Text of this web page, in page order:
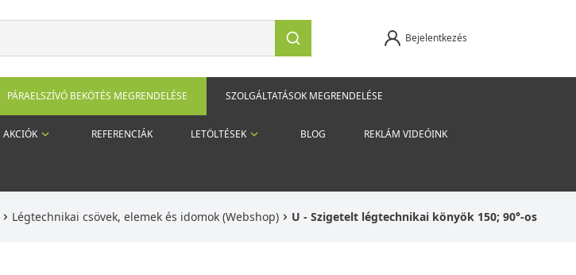
Bejelentkezés
PÁRAELSZÍVÓ BEKÖTÉS MEGRENDELÉSE SZOLGÁLTATÁSOK MEGRENDELÉSE
AKCIÓK REFERENCIÁK LETÖLTÉSEK BLOG REKLÁM VIDEÓINK
Légtechnikai csövek, elemek és idomok (Webshop) U - Szigetelt légtechnikai könyök 150; 90°-os